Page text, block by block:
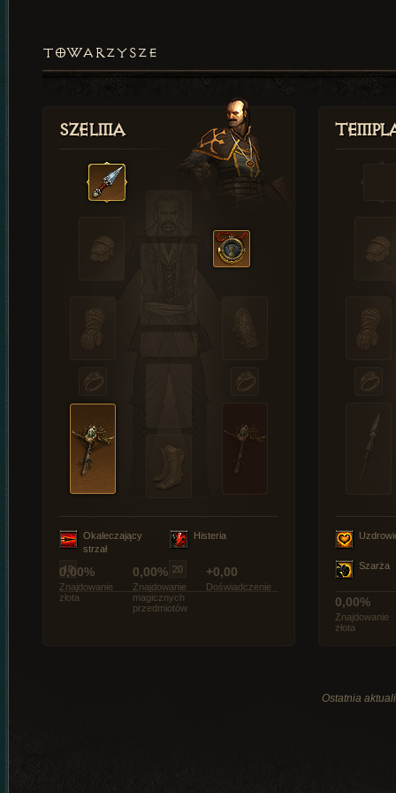
TOWARZYSZE
Szelma
Okaleczający
strzał
Histeria
0,00%
Znajdowanie
złota
0,00%
Znajdowanie
magicznych
przedmiotów
+0,00
Doświadczenie
Szarża
0,00%
Znajdowanie
złota
Ostatnia